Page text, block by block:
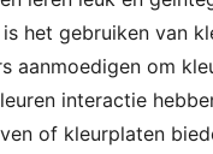
het gebruiken van
aanmoedigen om
interactie
of kleurplaten